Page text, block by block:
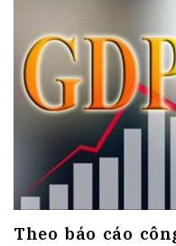
Theo báo cáo